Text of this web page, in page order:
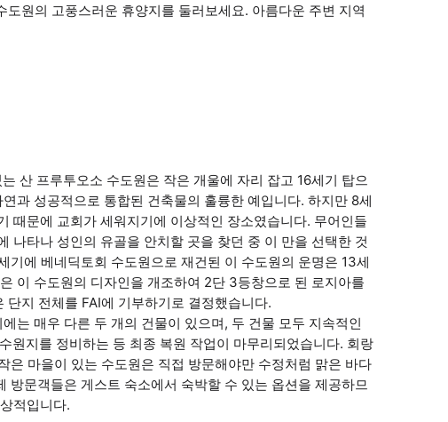
원의 고풍스러운 휴양지를 둘러보세요. 아름다운 주변 지역
산 프루투오소 수도원은 작은 개울에 자리 잡고 16세기 탑으
과 성공적으로 통합된 건축물의 훌륭한 예입니다. 하지만 8세
때문에 교회가 세워지기에 이상적인 장소였습니다. 무어인들
나타나 성인의 유골을 안치할 곳을 찾던 중 이 만을 선택한 것
에 베네딕토회 수도원으로 재건된 이 수도원의 운명은 13세
이 수도원의 디자인을 개조하여 2단 3등창으로 된 로지아를
지 전체를 FAI에 기부하기로 결정했습니다.
는 매우 다른 두 개의 건물이 있으며, 두 건물 모두 지속적인
원지를 정비하는 등 최종 복원 작업이 마무리되었습니다. 회랑
마을이 있는 수도원은 직접 방문해야만 수정처럼 맑은 바다
문객들은 게스트 숙소에서 숙박할 수 있는 옵션을 제공하므
적입니다.